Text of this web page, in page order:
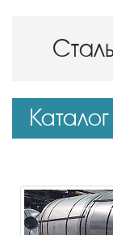
Каталог